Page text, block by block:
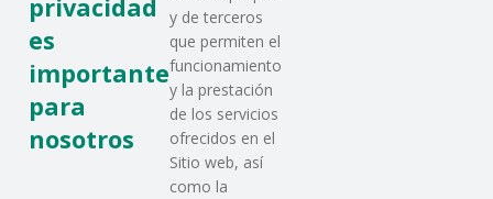
Unicef Comité País
privacidad
es
importante
para
nosotros
y de terceros
que permiten el
funcionamiento
y la prestación
de los servicios
ofrecidos en el
Sitio web, así
como la